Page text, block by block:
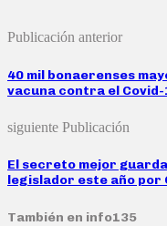
Publicación anterior
40 mil bonaerenses
vacuna contra el Covid-
siguiente Publicación
El secreto mejor
legislador este año por
También en info135